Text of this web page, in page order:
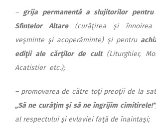
– grija permanentă a slujitorilor pentru
Sfintelor Altare(curăţirea şi înnoirea
veşminte şi acoperăminte) şi pentru
ediţii ale cărţilor de cult(Liturghier,
Acatistier etc.);
– promovarea de către toţi preoţii de la
„Să ne curăţim şi să ne îngrijim cimitirele!“
al respectului şi evlaviei faţă de înaintaşi;